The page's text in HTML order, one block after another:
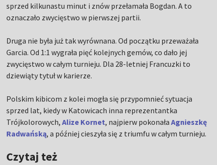
sprzed kilkunastu minut i znów przełamała Bogdan. A to
oznaczało zwycięstwo w pierwszej partii.
Druga nie była już tak wyrównana. Od początku przeważała
Garcia. Od 1:1 wygrała pięć kolejnych gemów, co dało jej
zwycięstwo w całym turnieju. Dla 28-letniej Francuzki to
dziewiąty tytuł w karierze.
Polskim kibicom z kolei mogła się przypomnieć sytuacja
sprzed lat, kiedy w Katowicach inna reprezentantka
Trójkolorowych,Alize Kornet, najpierw pokonałaAgnieszkę
Radwańską, a później cieszyła się z triumfu w całym turnieju.
Czytaj też